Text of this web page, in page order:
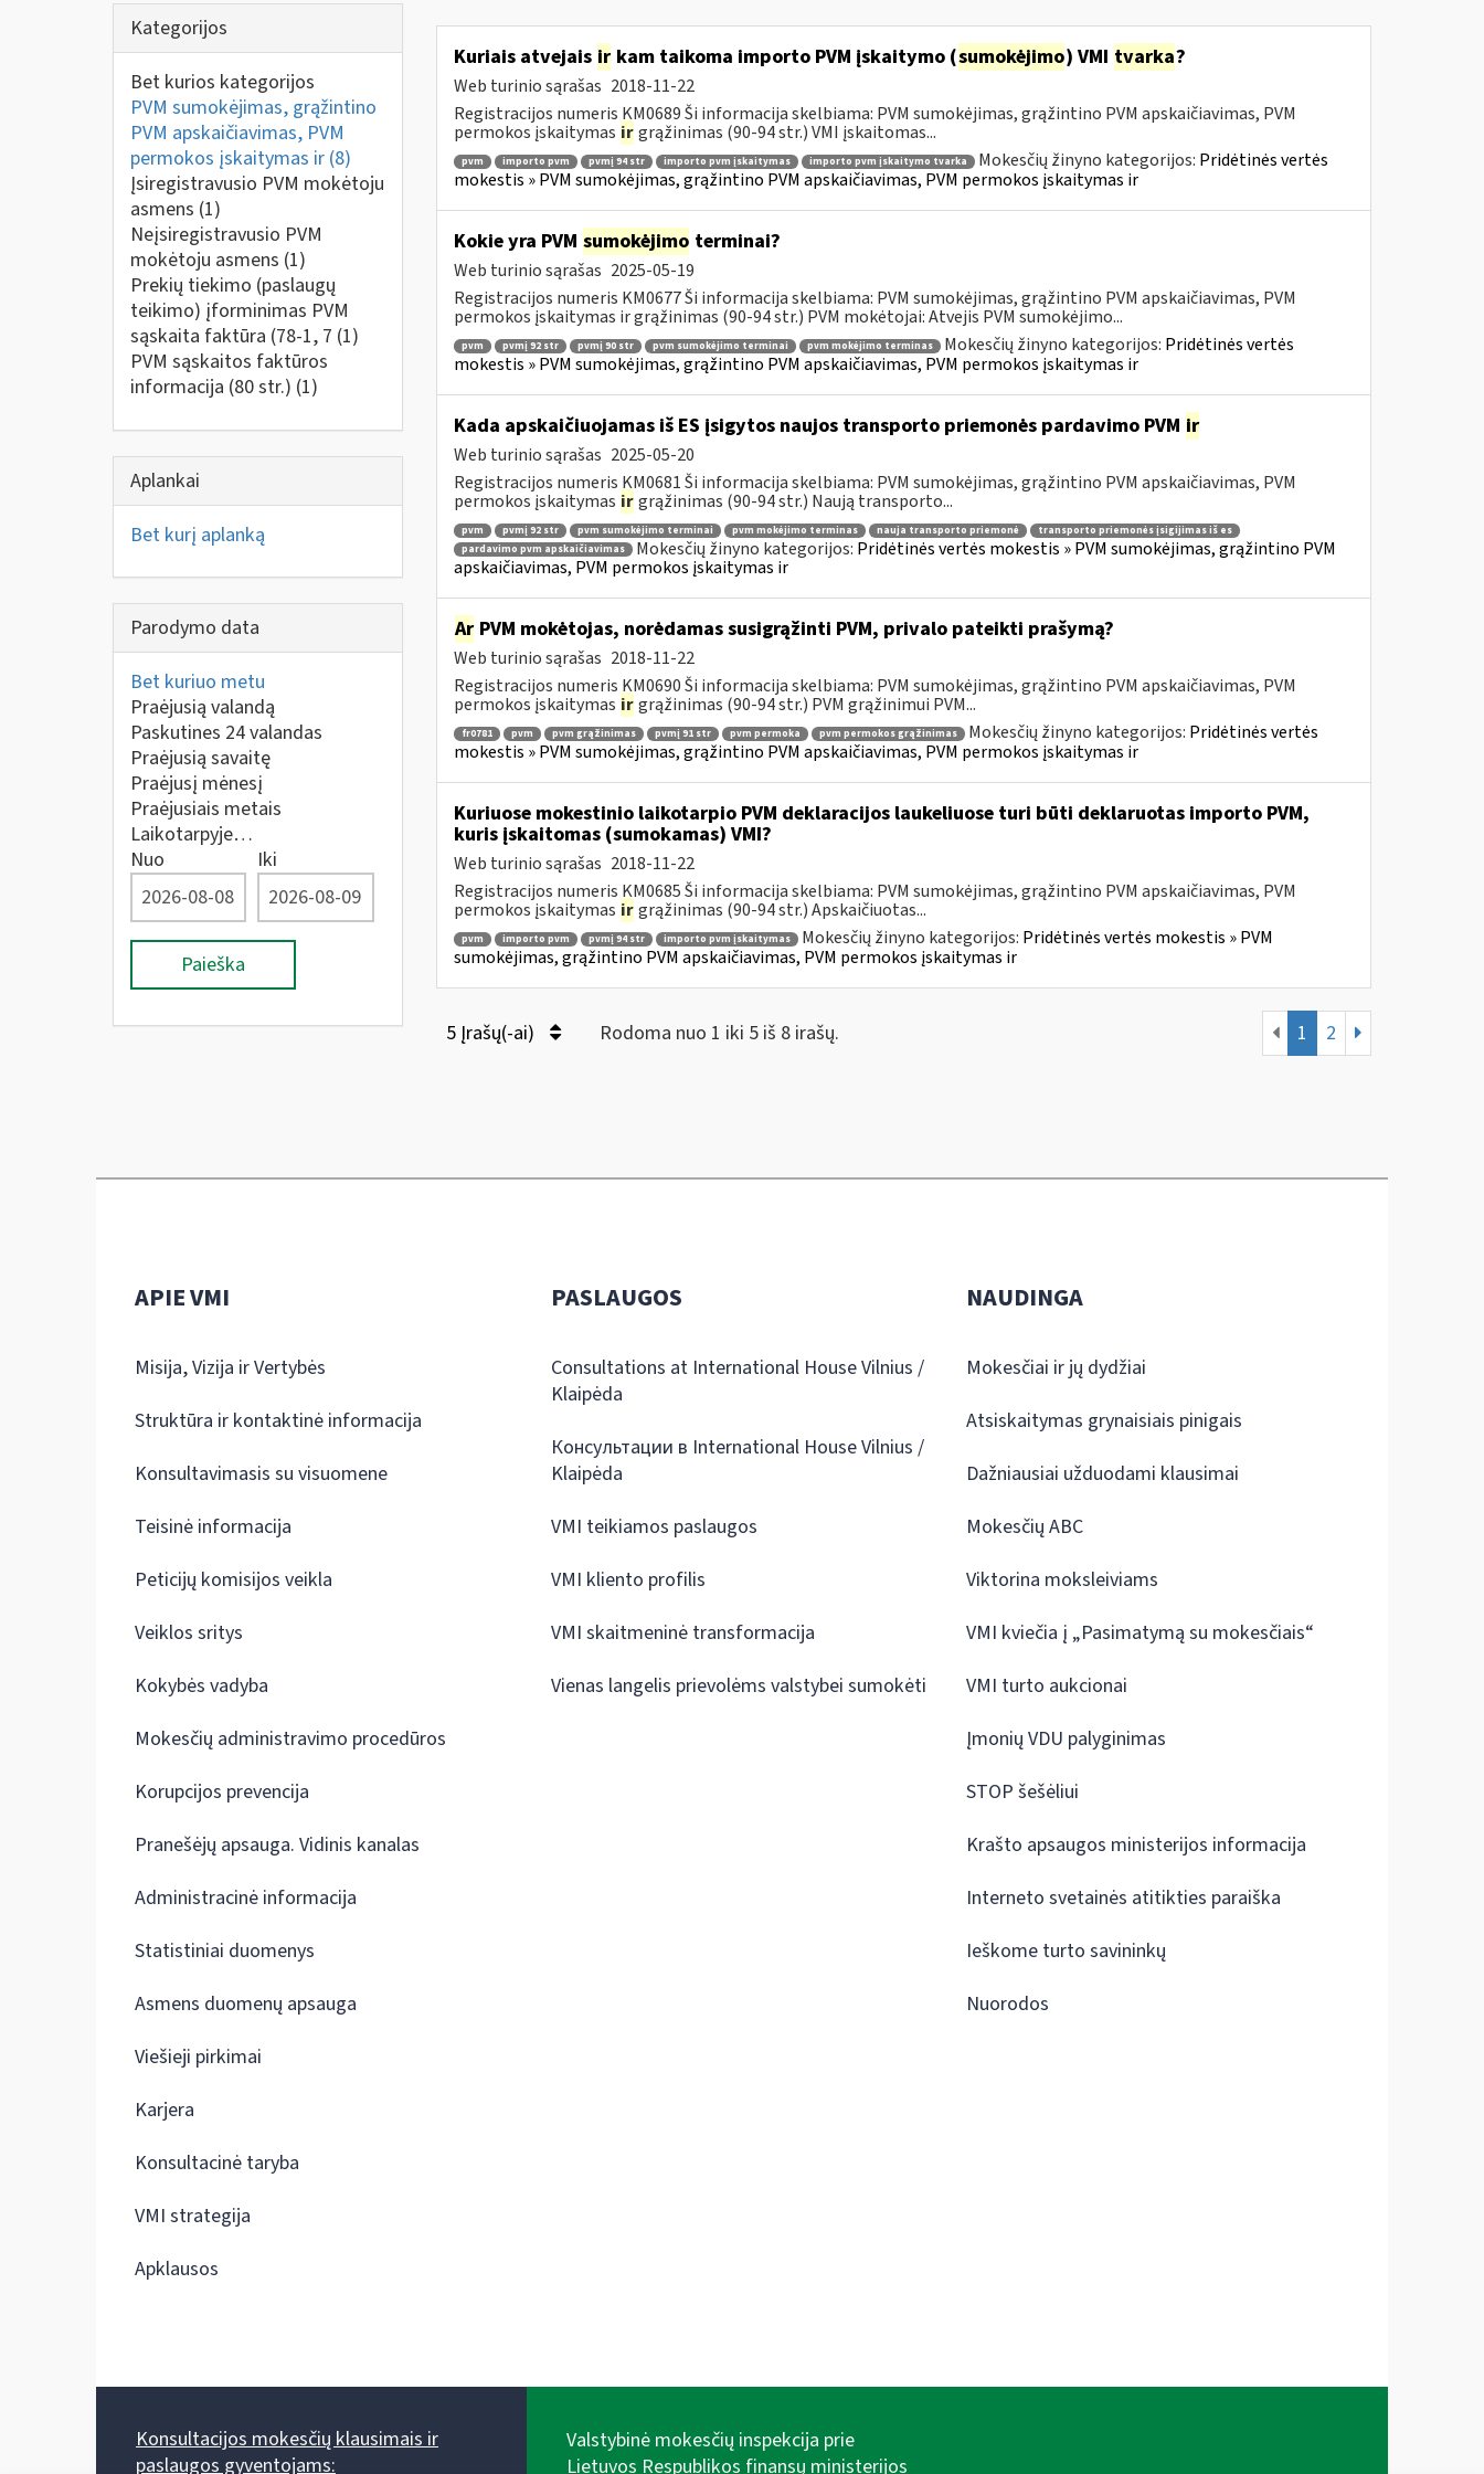
Kategorijos
Bet kurios kategorijos
PVM sumokėjimas, grąžintino
PVM apskaičiavimas, PVM
permokos įskaitymas ir (8)
Įsiregistravusio PVM mokėtoju
asmens (1)
Neįsiregistravusio PVM
mokėtoju asmens (1)
Prekių tiekimo (paslaugų
teikimo) įforminimas PVM
sąskaita faktūra (78-1, 7 (1)
PVM sąskaitos faktūros
informacija (80 str.) (1)
Aplankai
Bet kurį aplanką
Parodymo data
Bet kuriuo metu
Praėjusią valandą
Paskutines 24 valandas
Praėjusią savaitę
Praėjusį mėnesį
Praėjusiais metais
Laikotarpyje…
Nuo
Iki
Paieška
Kuriais atvejais irkam taikoma importo PVM įskaitymo (sumokėjimo) VMI tvarka?
Web turinio sąrašas 2018-11-22
Registracijos numeris KM0689 Ši informacija skelbiama: PVM sumokėjimas, grąžintino PVM apskaičiavimas, PVM
permokos įskaitymas ir grąžinimas (90-94 str.) VMI įskaitomas...
pvm importo pvm pvmį 94 str importo pvm įskaitymas importo pvm įskaitymo tvarka Mokesčių žinyno kategorijos: Pridėtinės vertės
mokestis » PVM sumokėjimas, grąžintino PVM apskaičiavimas, PVM permokos įskaitymas ir
Kokie yra PVM sumokėjimo terminai?
Web turinio sąrašas 2025-05-19
Registracijos numeris KM0677 Ši informacija skelbiama: PVM sumokėjimas, grąžintino PVM apskaičiavimas, PVM
permokos įskaitymas ir grąžinimas (90-94 str.) PVM mokėtojai: Atvejis PVM sumokėjimo...
pvm pvmį 92 str pvmį 90 str pvm sumokėjimo terminai pvm mokėjimo terminas Mokesčių žinyno kategorijos: Pridėtinės vertės
mokestis » PVM sumokėjimas, grąžintino PVM apskaičiavimas, PVM permokos įskaitymas ir
Kada apskaičiuojamas iš ES įsigytos naujos transporto priemonės pardavimo PVM ir
Web turinio sąrašas 2025-05-20
Registracijos numeris KM0681 Ši informacija skelbiama: PVM sumokėjimas, grąžintino PVM apskaičiavimas, PVM
permokos įskaitymas ir grąžinimas (90-94 str.) Naują transporto...
pvm pvmį 92 str pvm sumokėjimo terminai pvm mokėjimo terminas nauja transporto priemonė
transporto priemonės įsigijimas iš es
pardavimo pvm apskaičiavimas
Mokesčių žinyno kategorijos: Pridėtinės vertės mokestis » PVM sumokėjimas, grąžintino PVM
apskaičiavimas, PVM permokos įskaitymas ir
ArPVM mokėtojas, norėdamas susigrąžinti PVM, privalo pateikti prašymą?
Web turinio sąrašas 2018-11-22
Registracijos numeris KM0690 Ši informacija skelbiama: PVM sumokėjimas, grąžintino PVM apskaičiavimas, PVM
permokos įskaitymas ir grąžinimas (90-94 str.) PVM grąžinimui PVM...
fr0781 pvm pvm grąžinimas pvmį 91 str pvm permoka pvm permokos grąžinimas Mokesčių žinyno kategorijos: Pridėtinės vertės
mokestis » PVM sumokėjimas, grąžintino PVM apskaičiavimas, PVM permokos įskaitymas ir
Kuriuose mokestinio laikotarpio PVM deklaracijos laukeliuose turi būti deklaruotas importo PVM,
kuris įskaitomas (sumokamas) VMI?
Web turinio sąrašas 2018-11-22
Registracijos numeris KM0685 Ši informacija skelbiama: PVM sumokėjimas, grąžintino PVM apskaičiavimas, PVM
permokos įskaitymas ir grąžinimas (90-94 str.) Apskaičiuotas...
pvm importo pvm pvmį 94 str importo pvm įskaitymas Mokesčių žinyno kategorijos: Pridėtinės vertės mokestis » PVM
sumokėjimas, grąžintino PVM apskaičiavimas, PVM permokos įskaitymas ir
5 Įrašų(-ai) Rodoma nuo 1 iki 5 iš 8 irašų. 1 2
APIE VMI
Misija, Vizija ir Vertybės
Struktūra ir kontaktinė informacija
Konsultavimasis su visuomene
Teisinė informacija
Peticijų komisijos veikla
Veiklos sritys
Kokybės vadyba
Mokesčių administravimo procedūros
Korupcijos prevencija
Pranešėjų apsauga. Vidinis kanalas
Administracinė informacija
Statistiniai duomenys
Asmens duomenų apsauga
Viešieji pirkimai
Karjera
Konsultacinė taryba
VMI strategija
Apklausos
PASLAUGOS
Consultations at International House Vilnius /
Klaipėda
Консультации в International House Vilnius /
Klaipėda
VMI teikiamos paslaugos
VMI kliento profilis
VMI skaitmeninė transformacija
Vienas langelis prievolėms valstybei sumokėti
NAUDINGA
Mokesčiai ir jų dydžiai
Atsiskaitymas grynaisiais pinigais
Dažniausiai užduodami klausimai
Mokesčių ABC
Viktorina moksleiviams
VMI kviečia į „Pasimatymą su mokesčiais“
VMI turto aukcionai
Įmonių VDU palyginimas
STOP šešėliui
Krašto apsaugos ministerijos informacija
Interneto svetainės atitikties paraiška
Ieškome turto savininkų
Nuorodos
Konsultacijos mokesčių klausimais ir
paslaugos gyventojams:
Valstybinė mokesčių inspekcija prie
Lietuvos Respublikos finansų ministerijos